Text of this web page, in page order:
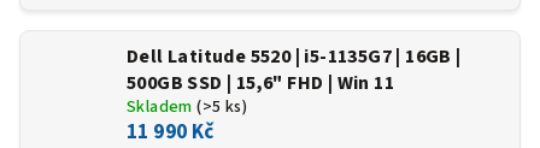
Dell Latitude 5520 | i5-1135G7 | 16GB |
500GB SSD | 15,6" FHD | Win 11
Skladem(>5 ks)
11 990 Kč